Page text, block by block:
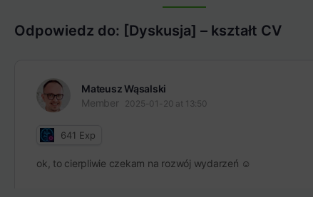
Odpowiedz do: [Dyskusja] – kształt CV
Mateusz Wąsalski
Member
2025-01-20 at 13:50
641 Exp
ok, to cierpliwie czekam na rozwój wydarzeń ☺